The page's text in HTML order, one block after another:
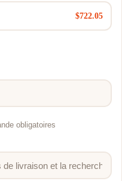
$722.05
obligatoires